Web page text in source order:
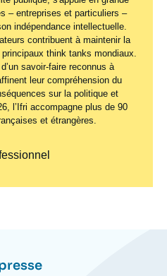
– entreprises et particuliers –
indépendance intellectuelle.
contribuent à maintenir la
think tanks mondiaux.
savoir-faire reconnus à
leur compréhension du
sur la politique et
l’Ifri accompagne plus de 90
et étrangères.